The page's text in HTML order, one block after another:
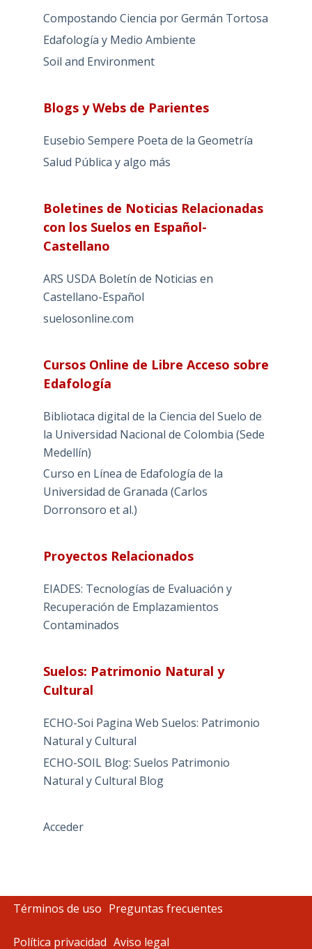
Compostando Ciencia por Germán Tortosa
Edafología y Medio Ambiente
Soil and Environment
Blogs y Webs de Parientes
Eusebio Sempere Poeta de la Geometría
Salud Pública y algo más
Boletines de Noticias Relacionadas
con los Suelos en Español-
Castellano
ARS USDA Boletín de Noticias en
Castellano-Español
suelosonline.com
Cursos Online de Libre Acceso sobre
Edafología
Bibliotaca digital de la Ciencia del Suelo de
la Universidad Nacional de Colombia (Sede
Medellín)
Curso en Línea de Edafología de la
Universidad de Granada (Carlos
Dorronsoro et al.)
Proyectos Relacionados
EIADES: Tecnologías de Evaluación y
Recuperación de Emplazamientos
Contaminados
Suelos: Patrimonio Natural y
Cultural
ECHO-Soi Pagina Web Suelos: Patrimonio
Natural y Cultural
ECHO-SOIL Blog: Suelos Patrimonio
Natural y Cultural Blog
Acceder
Términos de uso Preguntas frecuentes
Política privacidad Aviso legal